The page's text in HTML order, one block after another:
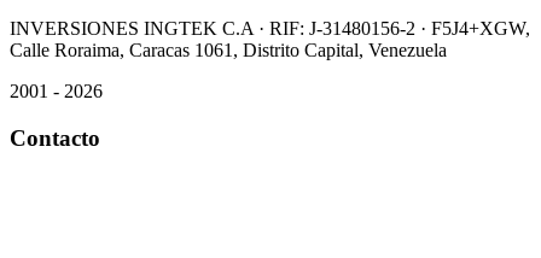
INVERSIONES INGTEK C.A · RIF: J-31480156-2 · F5J4+XGW,
Calle Roraima, Caracas 1061, Distrito Capital, Venezuela
2001 - 2026
Contacto